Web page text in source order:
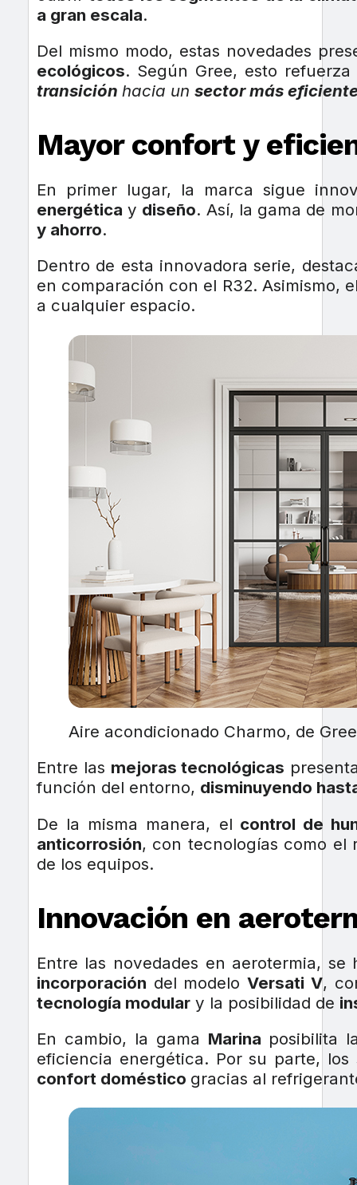
a gran escala.
Del mismo modo, estas novedades
ecológicos. Según Gree, esto
transición hacia un sector más
Mayor confort y
En primer lugar, la marca sigue
energética y diseño. Así, la gama de
y ahorro.
Dentro de esta innovadora serie,
en comparación con el R32. Asimismo,
a cualquier espacio.
Aire acondicionado Charmo, de
Entre las mejoras tecnológicas
función del entorno, disminuyendo
De la misma manera, el control de
anticorrosión, con tecnologías como el
de los equipos.
Innovación en
Entre las novedades en aerotermia,
incorporación del modeloVersati V,
tecnología modulary la posibilidad de
En cambio, la gama Marina posibilita
eficiencia energética. Por su parte, los
confort doméstico gracias al